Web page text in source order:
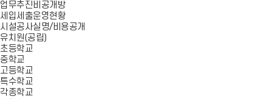
업무추진비공개방
세입세출운영현황
시설공사실명/비용공개
유치원(공립)
초등학교
중학교
고등학교
특수학교
각종학교